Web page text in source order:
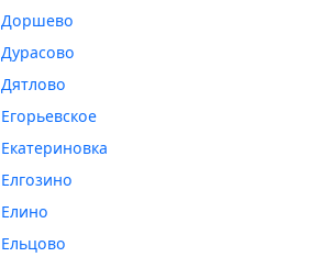
Доршево
Дурасово
Дятлово
Егорьевское
Екатериновка
Елгозино
Елино
Ельцово